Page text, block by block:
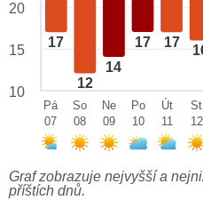
17
12
14
17 17
20
15
10
Pá
07
So
08
Ne
09
Po
10
Út
11
St
12
Graf zobrazuje nejvyšší a
příštích dnů.